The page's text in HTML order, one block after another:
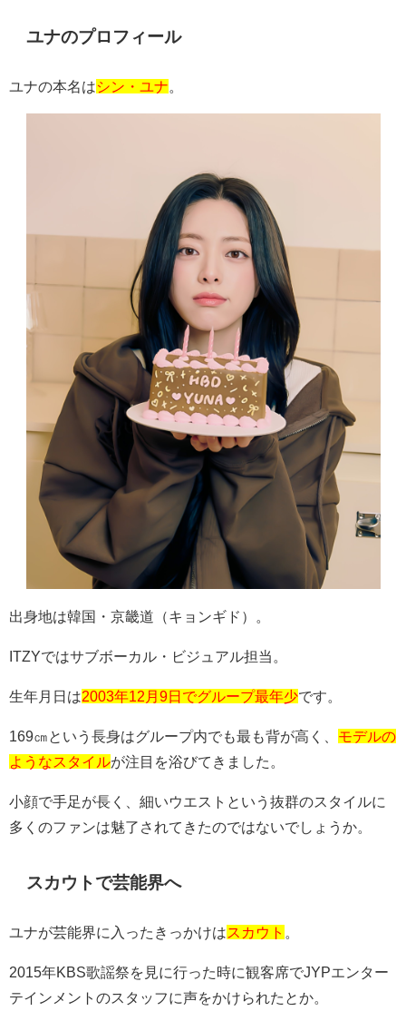
ユナのプロフィール
ユナの本名はシン・ユナ。
出身地は韓国・京畿道（キョンギド）。
ITZYではサブボーカル・ビジュアル担当。
生年月日は2003年12月9日でグループ最年少です。
169㎝という長身はグループ内でも最も背が高く、 モデルの
ようなスタイルが注目を浴びてきました。
小顔で手足が長く、細いウエストという抜群のスタイルに
多くのファンは魅了されてきたのではないでしょうか。
スカウトで芸能界へ
ユナが芸能界に入ったきっかけはスカウト 。
2015年KBS歌謡祭を見に行った時に観客席でJYPエンター
テインメントのスタッフに声をかけられたとか。